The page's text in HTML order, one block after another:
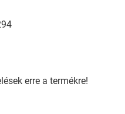
erre a termékre!